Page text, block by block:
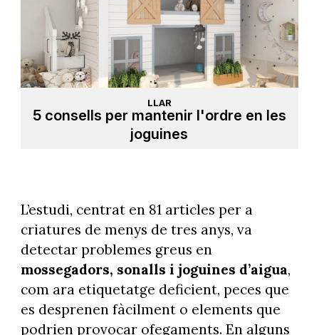
LLAR
5 consells per mantenir l'ordre en les
joguines
L’estudi, centrat en 81 articles per a
criatures de menys de tres anys, va
detectar problemes greus en
mossegadors, sonalls i joguines d’aigua,
com ara etiquetatge deficient, peces que
es desprenen fàcilment o elements que
podrien provocar ofegaments. En alguns